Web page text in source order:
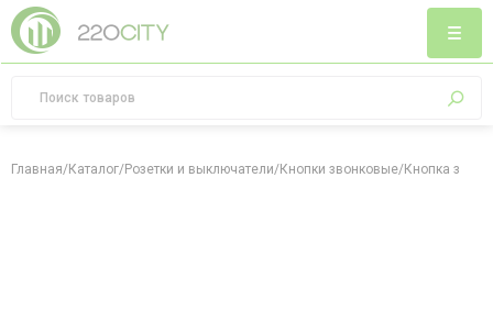
Главная/Каталог/Розетки и выключатели/Кнопки звонковые/Кнопка